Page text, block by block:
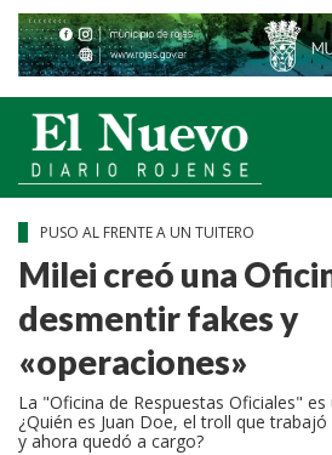
PUSO AL FRENTE A UN TUITERO
Milei creó una
desmentir fakes y
«operaciones»
La "Oficina de Respuestas Oficiales"
¿Quién es Juan Doe, el troll que
y ahora quedó a cargo?